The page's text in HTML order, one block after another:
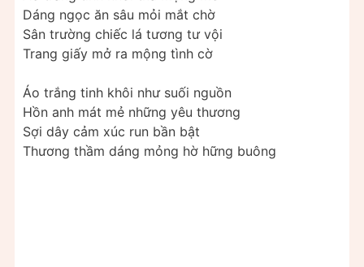
Dáng ngọc ăn sâu mỏi mắt chờ
Sân trường chiếc lá tương tư vội
Trang giấy mở ra mộng tình cờ
Áo trắng tinh khôi như suối nguồn
Hồn anh mát mẻ những yêu thương
Sợi dây cảm xúc run bần bật
Thương thầm dáng mỏng hờ hững buông